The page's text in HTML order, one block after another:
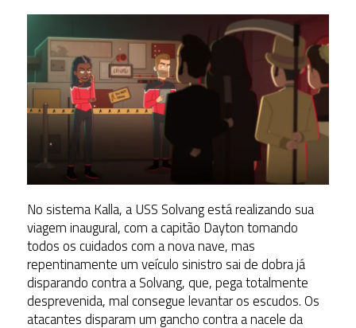
No sistema Kalla, a USS Solvang está realizando sua
viagem inaugural, com a capitão Dayton tomando
todos os cuidados com a nova nave, mas
repentinamente um veículo sinistro sai de dobra já
disparando contra a Solvang, que, pega totalmente
desprevenida, mal consegue levantar os escudos. Os
atacantes disparam um gancho contra a nacele da